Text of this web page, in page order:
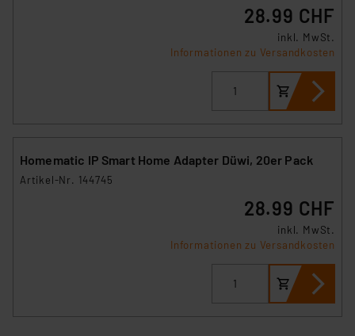
28.99 CHF
inkl. MwSt.
Informationen zu Versandkosten
Homematic IP Smart Home Adapter Düwi, 20er Pack
Artikel-Nr. 144745
28.99 CHF
inkl. MwSt.
Informationen zu Versandkosten